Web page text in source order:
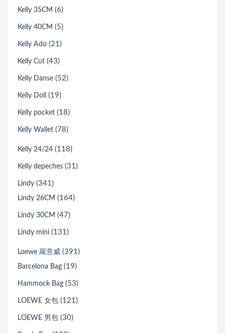
Kelly 35CM (6)
Kelly 40CM (5)
Kelly Ado (21)
Kelly Cut (43)
Kelly Danse (52)
Kelly Doll (19)
Kelly pocket (18)
Kelly Wallet (78)
Kelly 24/24 (118)
Kelly depeches (31)
Lindy (341)
Lindy 26CM (164)
Lindy 30CM (47)
Lindy mini (131)
Loewe 羅意威 (391)
Barcelona Bag (19)
Hammock Bag (53)
LOEWE 女包 (121)
LOEWE 男包 (30)